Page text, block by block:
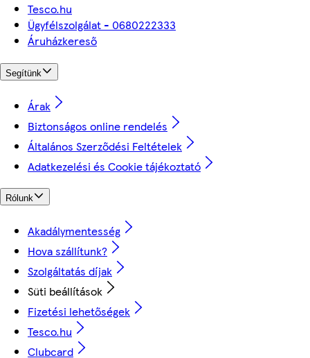
Tesco.hu
Ügyfélszolgálat - 0680222333
Áruházkereső
Segítünk
Árak
Biztonságos online rendelés
Általános Szerződési Feltételek
Adatkezelési és Cookie tájékoztató
Rólunk
Akadálymentesség
Hova szállítunk?
Szolgáltatás díjak
Süti beállítások
Fizetési lehetőségek
Tesco.hu
Clubcard